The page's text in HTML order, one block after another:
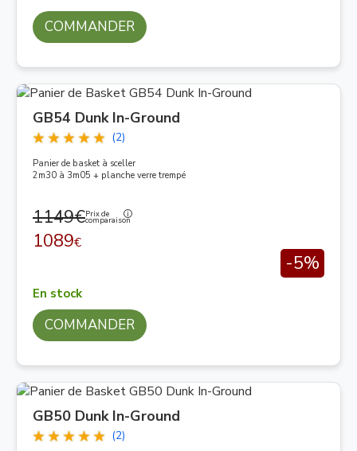
COMMANDER
GB54 Dunk In-Ground
(2)
Panier de basket à sceller
2m30 à 3m05 + planche verre trempé
1149€Prix de
comparaison
1089€
-5%
En stock
COMMANDER
GB50 Dunk In-Ground
(2)